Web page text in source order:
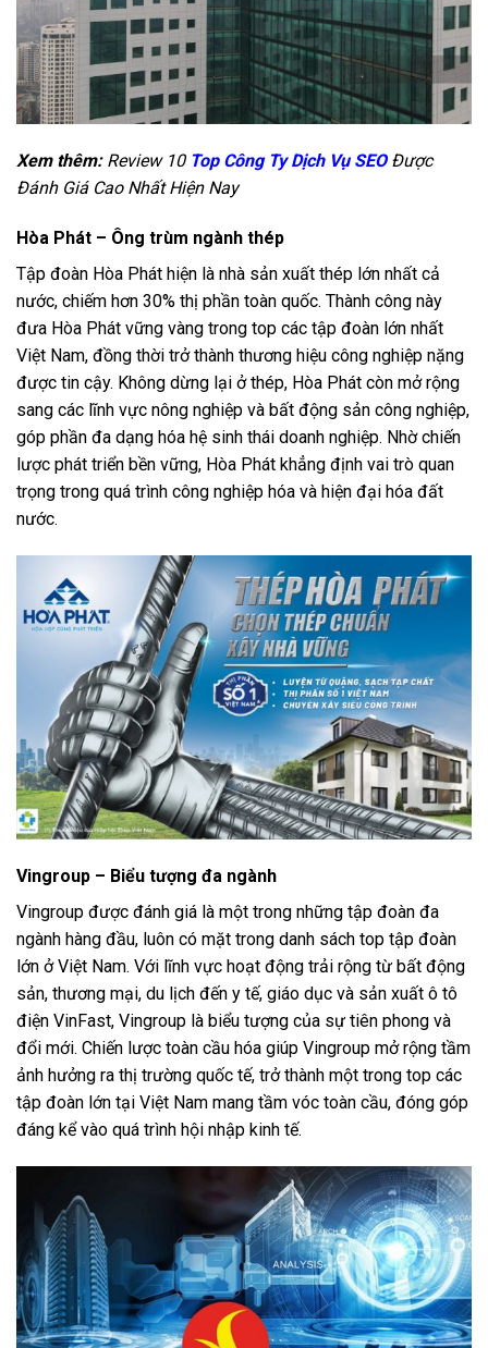
Xem thêm: Review 10 Top Công Ty Dịch Vụ SEOĐược
Đánh Giá Cao Nhất Hiện Nay
Hòa Phát – Ông trùm ngành thép
Tập đoàn Hòa Phát hiện là nhà sản xuất thép lớn nhất cả
nước, chiếm hơn 30% thị phần toàn quốc. Thành công này
đưa Hòa Phát vững vàng trong top các tập đoàn lớn nhất
Việt Nam, đồng thời trở thành thương hiệu công nghiệp nặng
được tin cậy. Không dừng lại ở thép, Hòa Phát còn mở rộng
sang các lĩnh vực nông nghiệp và bất động sản công nghiệp,
góp phần đa dạng hóa hệ sinh thái doanh nghiệp. Nhờ chiến
lược phát triển bền vững, Hòa Phát khẳng định vai trò quan
trọng trong quá trình công nghiệp hóa và hiện đại hóa đất
nước.
Vingroup – Biểu tượng đa ngành
Vingroup được đánh giá là một trong những tập đoàn đa
ngành hàng đầu, luôn có mặt trong danh sách top tập đoàn
lớn ở Việt Nam. Với lĩnh vực hoạt động trải rộng từ bất động
sản, thương mại, du lịch đến y tế, giáo dục và sản xuất ô tô
điện VinFast, Vingroup là biểu tượng của sự tiên phong và
đổi mới. Chiến lược toàn cầu hóa giúp Vingroup mở rộng tầm
ảnh hưởng ra thị trường quốc tế, trở thành một trong top các
tập đoàn lớn tại Việt Nam mang tầm vóc toàn cầu, đóng góp
đáng kể vào quá trình hội nhập kinh tế.